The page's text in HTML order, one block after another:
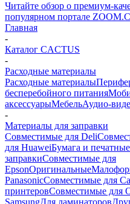
Читайте обзор о премиум-
популярном портале
Главная
-
Каталог CACTUS
-
Расходные материалы
Расходные материалы
бесперебойного питания
аксессуарыМебельАудио-
-
Материалы для заправки
Совместимые для Deli
для HuaweiБумага и
заправкиСовместимые для
EpsonОригинальные
PanasonicСовместимые для
принтеровСовместимые для
SamsungДля ламинаторов